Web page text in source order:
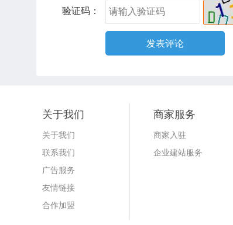
验证码：
关于我们
关于我们
联系我们
广告服务
友情链接
合作加盟
商家服务
商家入驻
企业建站服务